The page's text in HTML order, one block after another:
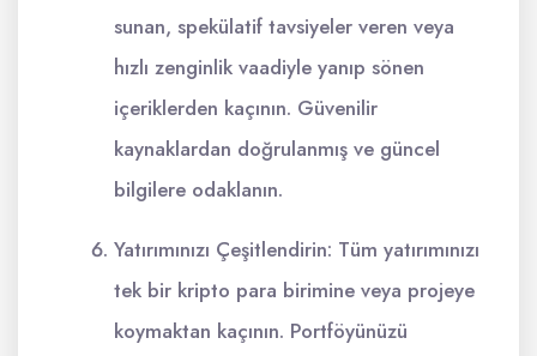
sunan, spekülatif tavsiyeler veren veya
hızlı zenginlik vaadiyle yanıp sönen
içeriklerden kaçının. Güvenilir
kaynaklardan doğrulanmış ve güncel
bilgilere odaklanın.
Yatırımınızı Çeşitlendirin: Tüm yatırımınızı
tek bir kripto para birimine veya projeye
koymaktan kaçının. Portföyünüzü